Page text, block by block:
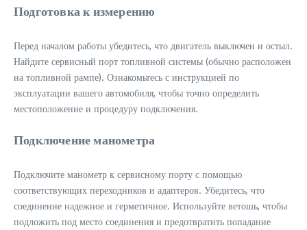
Подготовка к измерению
Перед началом работы убедитесь, что двигатель выключен и остыл.
Найдите сервисный порт топливной системы (обычно расположен
на топливной рампе). Ознакомьтесь с инструкцией по
эксплуатации вашего автомобиля, чтобы точно определить
местоположение и процедуру подключения.
Подключение манометра
Подключите манометр к сервисному порту с помощью
соответствующих переходников и адаптеров. Убедитесь, что
соединение надежное и герметичное. Используйте ветошь, чтобы
подложить под место соединения и предотвратить попадание